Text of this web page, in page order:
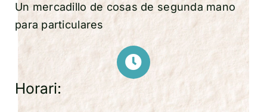
Un mercadillo de cosas de segunda mano
para particulares
Horari: